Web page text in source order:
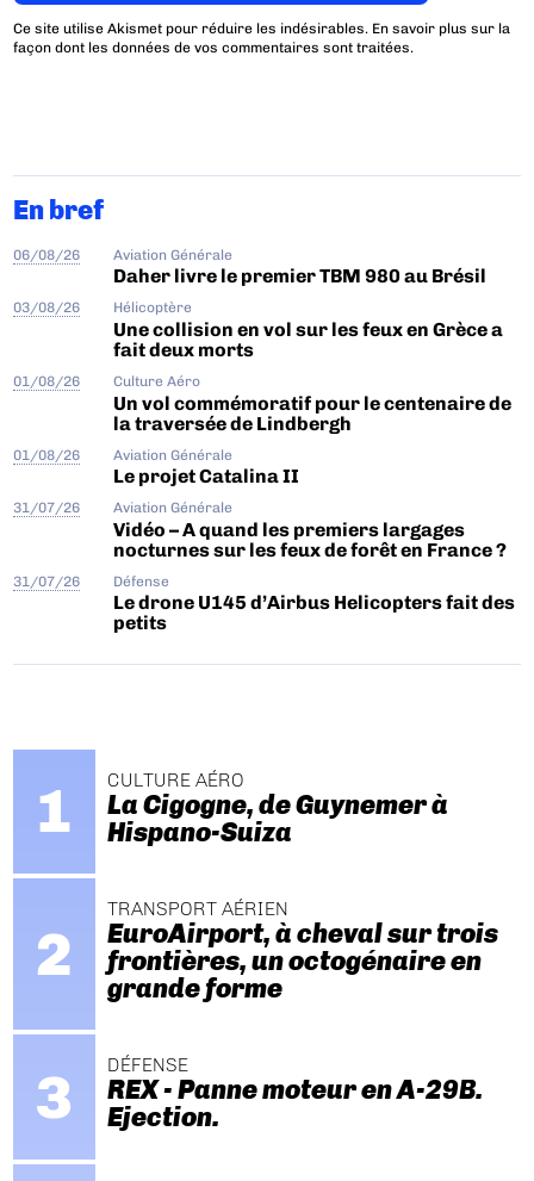
Ce site utilise Akismet pour réduire les indésirables. En savoir plus sur la
façon dont les données de vos commentaires sont traitées.
En bref
06/08/26 Aviation Générale
Daher livre le premier TBM 980 au Brésil
03/08/26 Hélicoptère
Une collision en vol sur les feux en Grèce a
fait deux morts
01/08/26 Culture Aéro
Un vol commémoratif pour le centenaire de
la traversée de Lindbergh
01/08/26 Aviation Générale
Le projet Catalina II
31/07/26 Aviation Générale
Vidéo – A quand les premiers largages
nocturnes sur les feux de forêt en France ?
31/07/26 Défense
Le drone U145 d’Airbus Helicopters fait des
petits
CULTURE AÉRO
La Cigogne, de Guynemer à
Hispano-Suiza
TRANSPORT AÉRIEN
EuroAirport, à cheval sur trois
frontières, un octogénaire en
grande forme
DÉFENSE
REX - Panne moteur en A-29B.
Ejection.